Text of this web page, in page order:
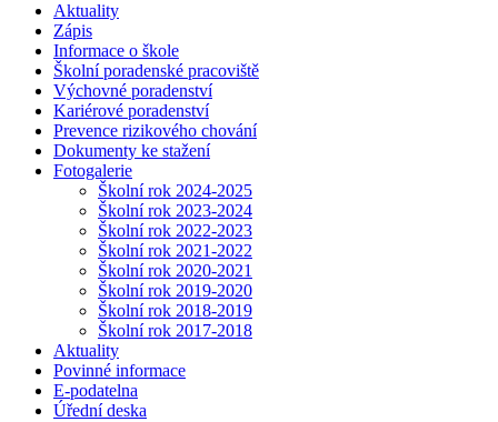
Aktuality
Zápis
Informace o škole
Školní poradenské pracoviště
Výchovné poradenství
Kariérové poradenství
Prevence rizikového chování
Dokumenty ke stažení
Fotogalerie
Školní rok 2024-2025
Školní rok 2023-2024
Školní rok 2022-2023
Školní rok 2021-2022
Školní rok 2020-2021
Školní rok 2019-2020
Školní rok 2018-2019
Školní rok 2017-2018
Aktuality
Povinné informace
E-podatelna
Úřední deska